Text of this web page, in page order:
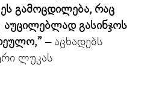
გამოცდილება, რაც
აუცილებლად გასინჯოს
– აცხადებს
ლუკას